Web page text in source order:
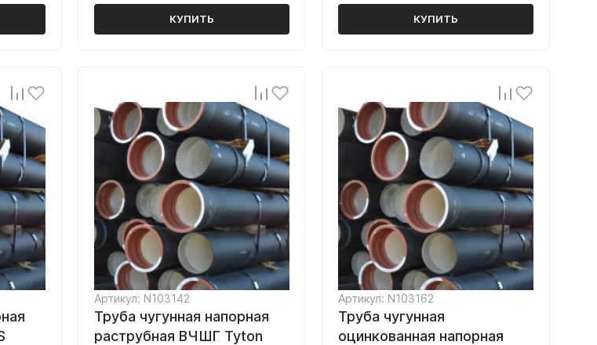
КУПИТЬ КУПИТЬ
Артикул: N103142
Труба чугунная напорная
раструбная ВЧШГ Tyton
Артикул: N103162
Труба чугунная
оцинкованная напорная